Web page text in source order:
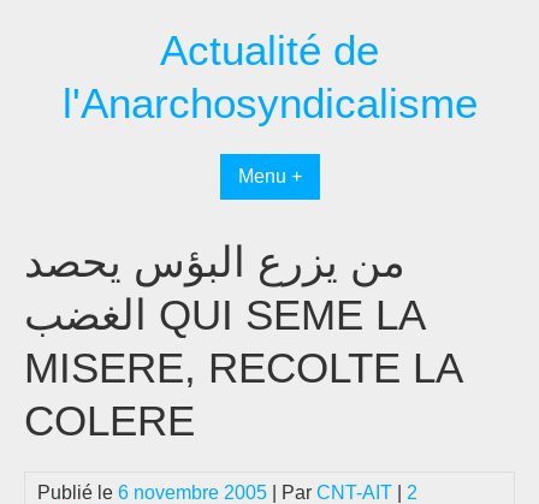
Actualité de
l'Anarchosyndicalisme
Menu +
من يزرع البؤس يحصد
الغضب QUI SEME LA
MISERE, RECOLTE LA
COLERE
Publié le 6 novembre 2005 | Par CNT-AIT
2